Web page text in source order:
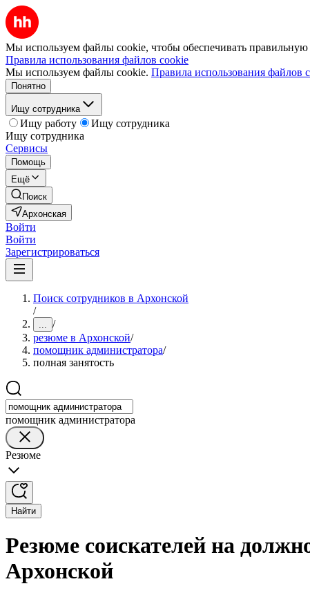
Мы используем файлы cookie, чтобы обеспечивать правильную
Правила использования файлов cookie
Мы используем файлы cookie. Правила использования файлов
Понятно
Ищу сотрудника
Ищу работу
Ищу сотрудника
Ищу сотрудника
Сервисы
Помощь
Ещё
Поиск
Архонская
Войти
Войти
Зарегистрироваться
Поиск сотрудников в Архонской
/
... /
резюме в Архонской/
помощник администратора/
полная занятость
помощник администратора
Резюме
Найти
Резюме соискателей на
Архонской